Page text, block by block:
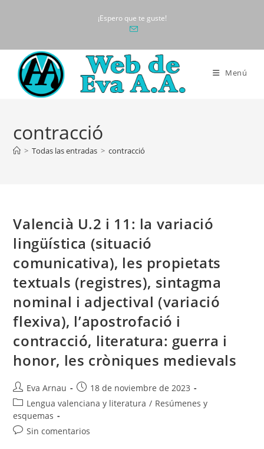
¡Espero que te guste!
Menú
contracció
> Todas las entradas > contracció
Valencià U.2 i 11: la variació
lingüística (situació
comunicativa), les propietats
textuals (registres), sintagma
nominal i adjectival (variació
flexiva), l’apostrofació i
contracció, literatura: guerra i
honor, les cròniques medievals
Autor
de
la
entrada:
Eva Arnau
Publicación
de
18 de noviembre de 2023
Categoría
de
la
Lengua valenciana y literatura / Resúmenes y
esquemas
Comentarios
Sin comentarios